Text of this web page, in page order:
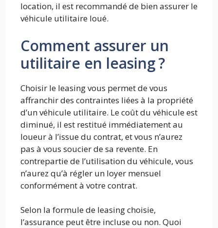
location, il est recommandé de bien assurer le
véhicule utilitaire loué.
Comment assurer un
utilitaire en leasing ?
Choisir le leasing vous permet de vous
affranchir des contraintes liées à la propriété
d’un véhicule utilitaire. Le coût du véhicule est
diminué, il est restitué immédiatement au
loueur à l’issue du contrat, et vous n’aurez
pas à vous soucier de sa revente. En
contrepartie de l’utilisation du véhicule, vous
n’aurez qu’à régler un loyer mensuel
conformément à votre contrat.
Selon la formule de leasing choisie,
l’assurance peut être incluse ou non. Quoi